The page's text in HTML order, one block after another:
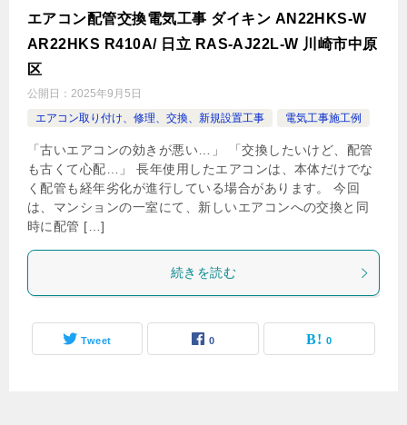
エアコン配管交換電気工事 ダイキン AN22HKS-W
AR22HKS R410A/ 日立 RAS-AJ22L-W 川崎市中原
区
公開日： 2025年9月5日
エアコン取り付け、修理、交換、新規設置工事
電気工事施工例
「古いエアコンの効きが悪い…」 「交換したいけど、配管
も古くて心配…」 長年使用したエアコンは、本体だけでな
く配管も経年劣化が進行している場合があります。 今回
は、マンションの一室にて、新しいエアコンへの交換と同
時に配管 […]
続きを読む
Tweet 0 0